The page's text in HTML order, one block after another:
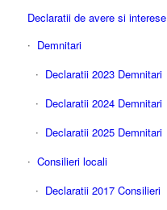
Declaratii de avere si interese
Demnitari
Declaratii 2023 Demnitari
Declaratii 2024 Demnitari
Declaratii 2025 Demnitari
Consilieri locali
Declaratii 2017 Consilieri